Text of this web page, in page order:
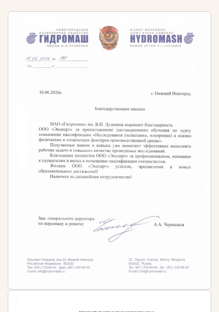
культурно-образовательной и научной
Также сформируете у себя ценностное отношение к
сохранению культурного наследия прошлого, что
позволит вам приступить к работе в этой области.
организаций культуры и искусства.
Сотрудникам, отвечающим за изучение,
сохранность, консервацию и реставрацию
музейных и выставочных предметов.
Научным сотрудникам музея.
Специалистам, ведущих учёт музейных и
Проходить обучение по программам музейного
дела могут не только действующие работники
планирует работать в этом направлении.
трудовую деятельность в сфере музейного дела и